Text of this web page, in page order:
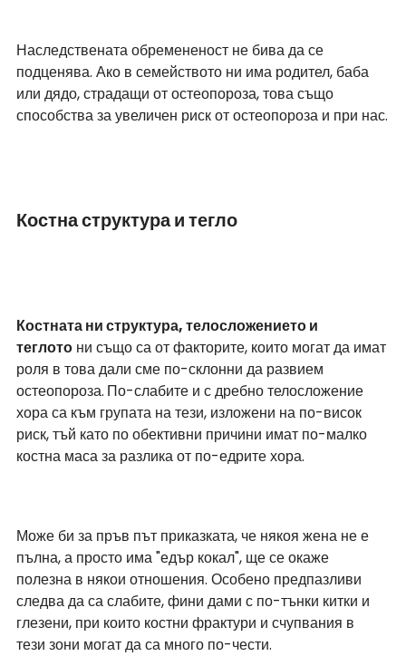
Наследствената обремененост не бива да се
подценява. Ако в семейството ни има родител, баба
или дядо, страдащи от остеопороза, това също
способства за увеличен риск от остеопороза и при нас.
Костна структура и тегло
Костната ни структура, телосложението и
теглото ни също са от факторите, които могат да имат
роля в това дали сме по-склонни да развием
остеопороза. По-слабите и с дребно телосложение
хора са към групата на тези, изложени на по-висок
риск, тъй като по обективни причини имат по-малко
костна маса за разлика от по-едрите хора.
Може би за пръв път приказката, че някоя жена не е
пълна, а просто има "едър кокал", ще се окаже
полезна в някои отношения. Особено предпазливи
следва да са слабите, фини дами с по-тънки китки и
глезени, при които костни фрактури и счупвания в
тези зони могат да са много по-чести.